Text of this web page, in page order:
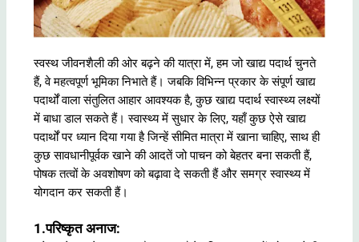
स्वस्थ जीवनशैली की ओर बढ़ने की यात्रा में, हम जो खाद्य पदार्थ चुनते
हैं, वे महत्वपूर्ण भूमिका निभाते हैं। जबकि विभिन्न प्रकार के संपूर्ण खाद्य
पदार्थों वाला संतुलित आहार आवश्यक है, कुछ खाद्य पदार्थ स्वास्थ्य लक्ष्यों
में बाधा डाल सकते हैं। स्वास्थ्य में सुधार के लिए, यहाँ कुछ ऐसे खाद्य
पदार्थों पर ध्यान दिया गया है जिन्हें सीमित मात्रा में खाना चाहिए, साथ ही
कुछ सावधानीपूर्वक खाने की आदतें जो पाचन को बेहतर बना सकती हैं,
पोषक तत्वों के अवशोषण को बढ़ावा दे सकती हैं और समग्र स्वास्थ्य में
योगदान कर सकती हैं।
1.परिष्कृत अनाज: